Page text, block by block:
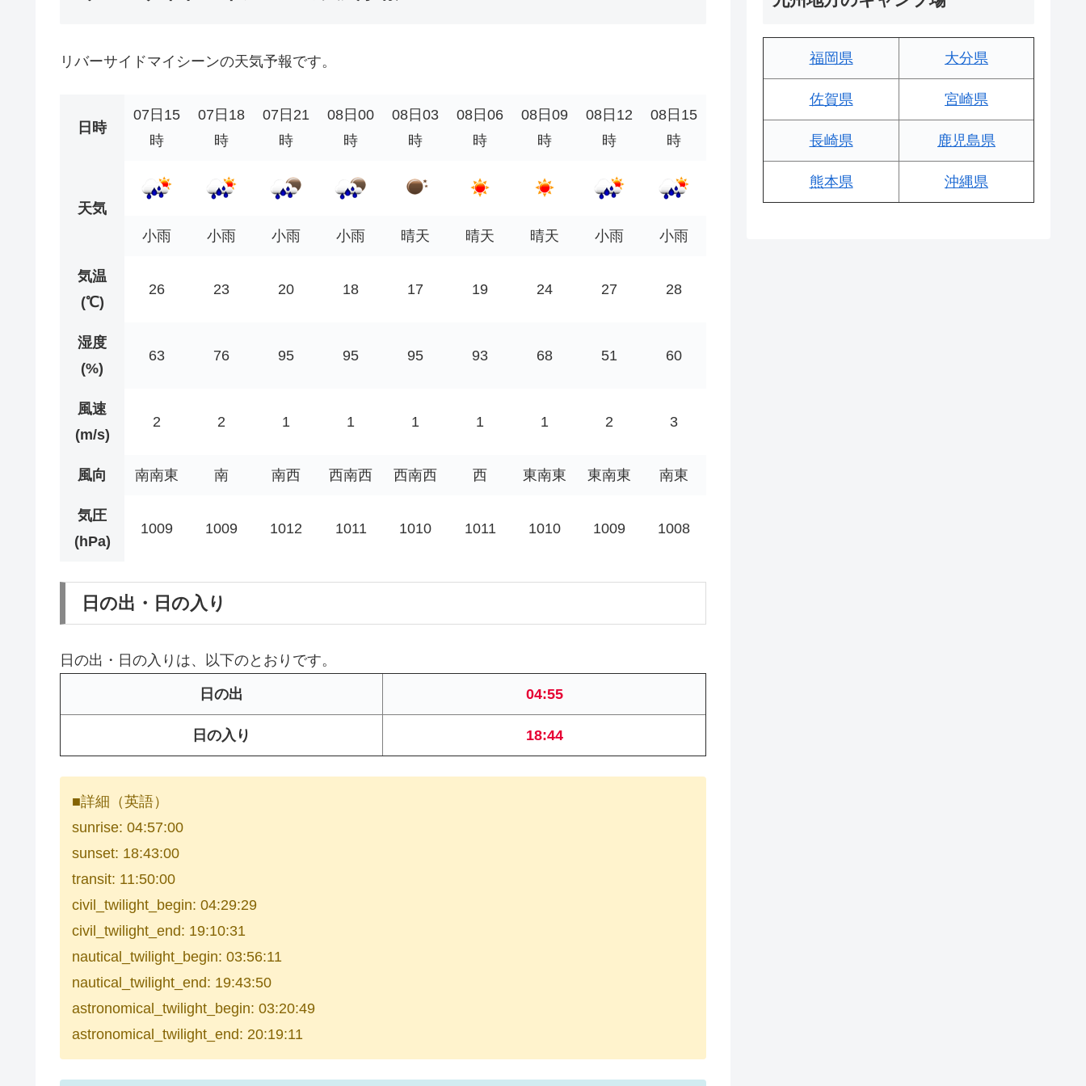
リバーサイドマイシーンの天気予報です。
日時
07日15
時
07日18
時
07日21
時
08日00
時
08日03
時
08日06
時
08日09
時
08日12
時
08日15
時
天気
小雨
小雨 小雨 小雨 晴天 晴天 晴天 小雨 小雨
気温
(℃)
26 23 20 18 17 19 24 27 28
湿度
(%)
63 76 95 95 95 93 68 51 60
風速
(m/s)
2 2 1 1 1 1 1 2 3
風向 南南東 南 南西 西南西 西南西 西 東南東 東南東 南東
気圧
(hPa)
1009 1009 1012 1011 1010 1011 1010 1009 1008
日の出・日の入り
日の出・日の入りは、以下のとおりです。
日の出 04:55
日の入り 18:44
■詳細（英語）
sunrise: 04:57:00
sunset: 18:43:00
transit: 11:50:00
civil_twilight_begin: 04:29:29
civil_twilight_end: 19:10:31
nautical_twilight_begin: 03:56:11
nautical_twilight_end: 19:43:50
astronomical_twilight_begin: 03:20:49
astronomical_twilight_end: 20:19:11
福岡県 大分県
佐賀県 宮崎県
長崎県 鹿児島県
熊本県 沖縄県